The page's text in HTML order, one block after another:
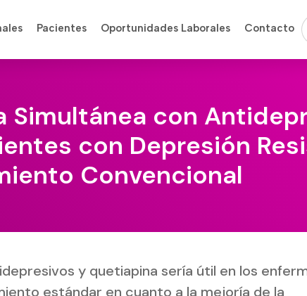
Pacientes Oportunidades Laborales Contacto
Simultánea con
con Depresión
Convencional
y quetiapina sería útil en los
estándar en cuanto a la mejoría de la